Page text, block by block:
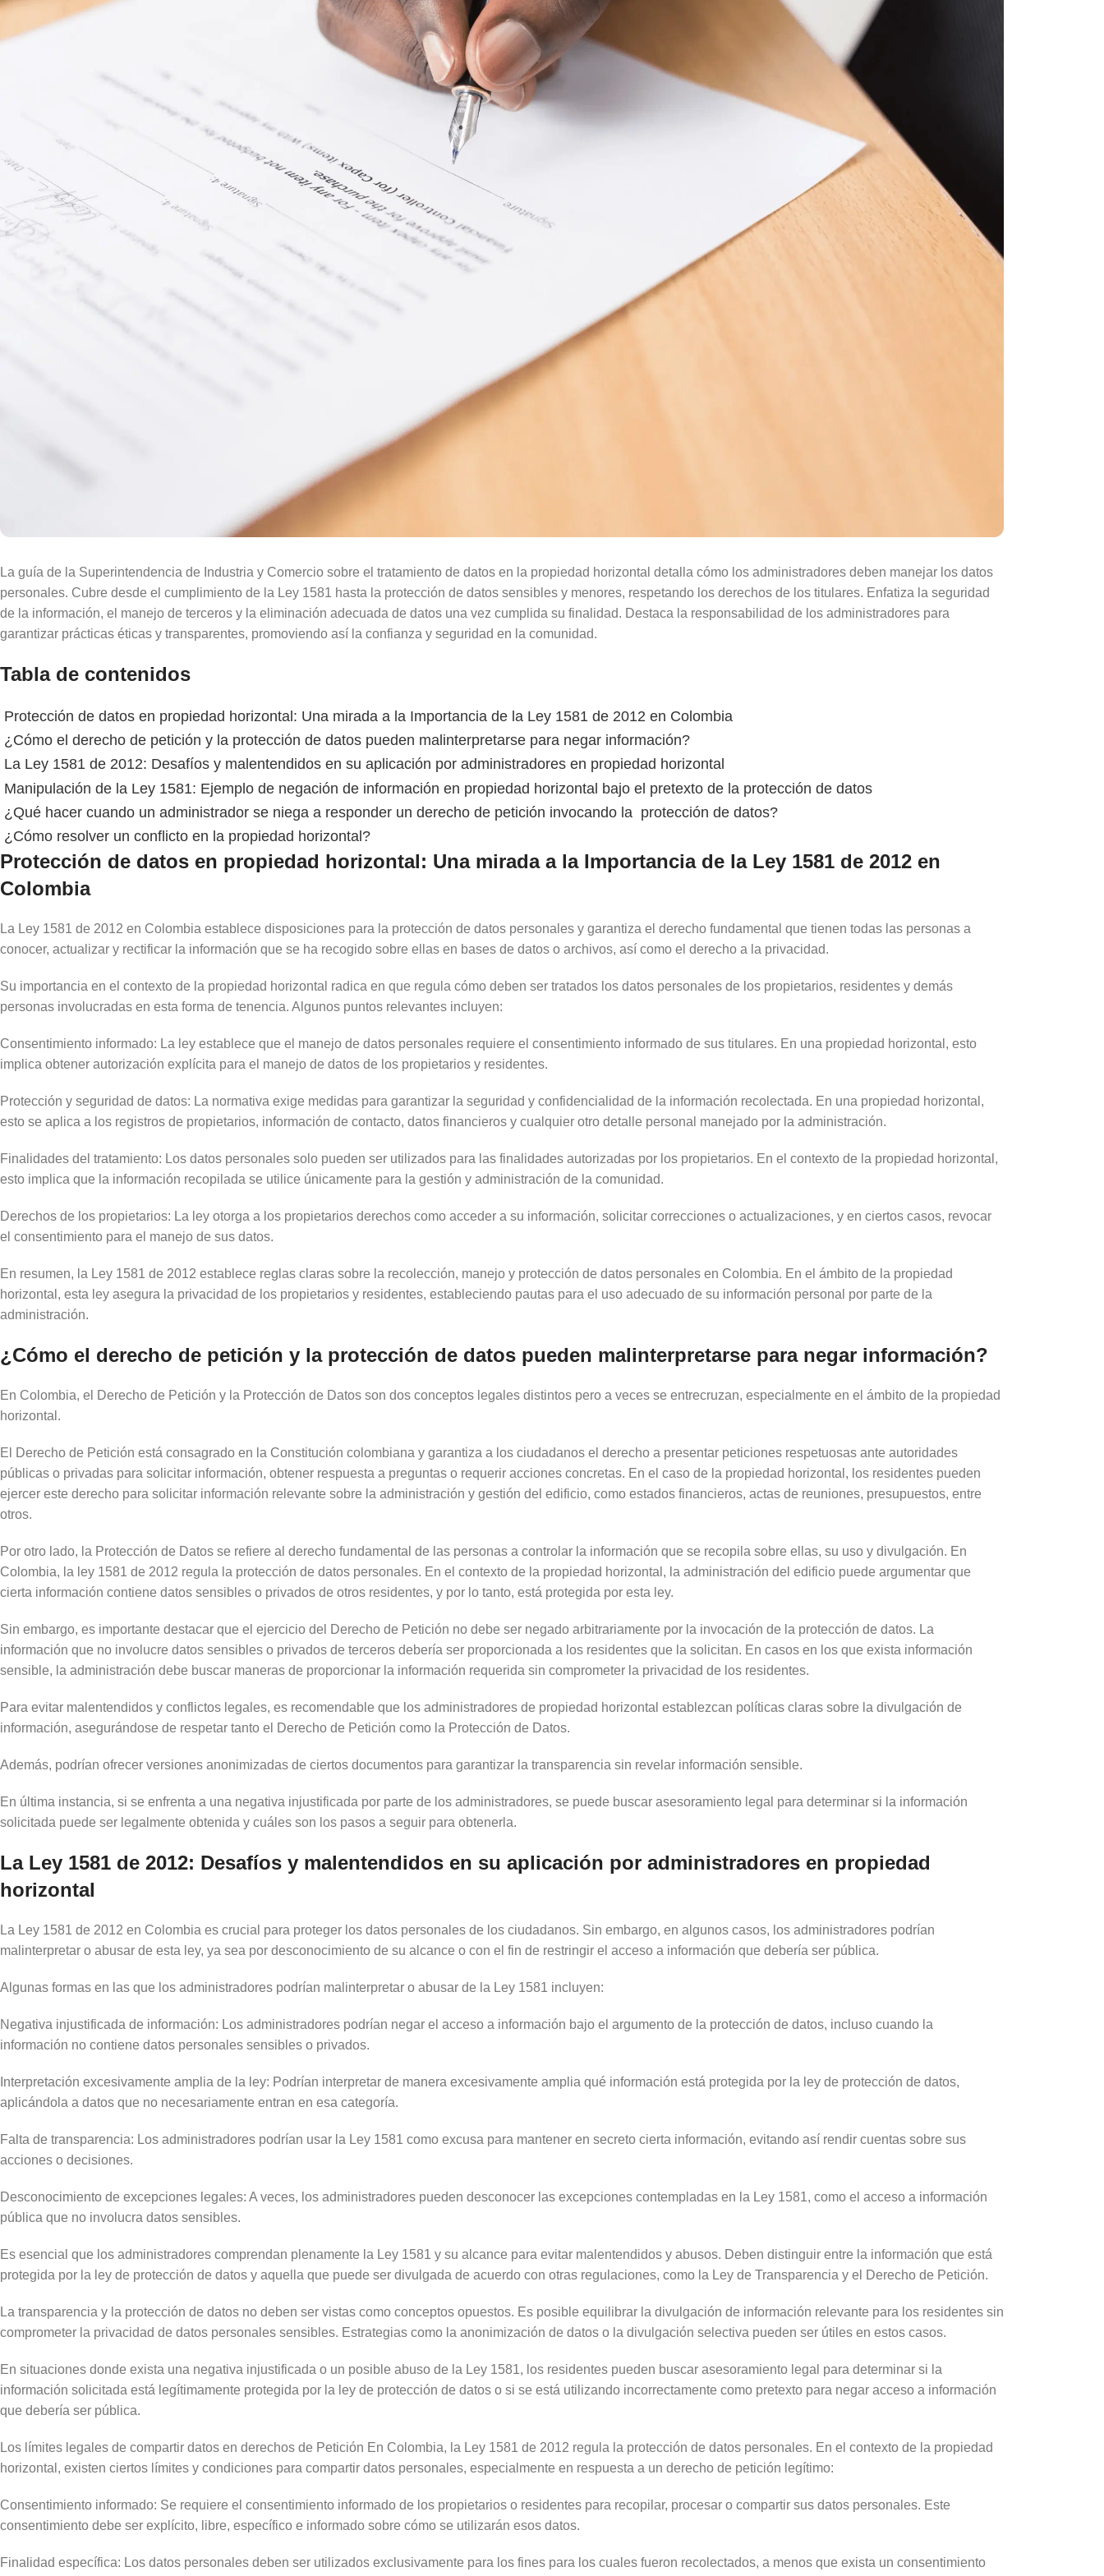
La guía de la Superintendencia de Industria y Comercio sobre el tratamiento de datos en la propiedad horizontal detalla cómo los administradores deben manejar los datos
personales. Cubre desde el cumplimiento de la Ley 1581 hasta la protección de datos sensibles y menores, respetando los derechos de los titulares. Enfatiza la seguridad
de la información, el manejo de terceros y la eliminación adecuada de datos una vez cumplida su finalidad. Destaca la responsabilidad de los administradores para
garantizar prácticas éticas y transparentes, promoviendo así la confianza y seguridad en la comunidad.
Tabla de contenidos
Protección de datos en propiedad horizontal: Una mirada a la Importancia de la Ley 1581 de 2012 en Colombia
¿Cómo el derecho de petición y la protección de datos pueden malinterpretarse para negar información?
La Ley 1581 de 2012: Desafíos y malentendidos en su aplicación por administradores en propiedad horizontal
Manipulación de la Ley 1581: Ejemplo de negación de información en propiedad horizontal bajo el pretexto de la protección de datos
¿Qué hacer cuando un administrador se niega a responder un derecho de petición invocando la protección de datos?
¿Cómo resolver un conflicto en la propiedad horizontal?
Protección de datos en propiedad horizontal: Una mirada a la Importancia de la Ley 1581 de 2012 en
Colombia
La Ley 1581 de 2012 en Colombia establece disposiciones para la protección de datos personales y garantiza el derecho fundamental que tienen todas las personas a
conocer, actualizar y rectificar la información que se ha recogido sobre ellas en bases de datos o archivos, así como el derecho a la privacidad.
Su importancia en el contexto de la propiedad horizontal radica en que regula cómo deben ser tratados los datos personales de los propietarios, residentes y demás
personas involucradas en esta forma de tenencia. Algunos puntos relevantes incluyen:
Consentimiento informado: La ley establece que el manejo de datos personales requiere el consentimiento informado de sus titulares. En una propiedad horizontal, esto
implica obtener autorización explícita para el manejo de datos de los propietarios y residentes.
Protección y seguridad de datos: La normativa exige medidas para garantizar la seguridad y confidencialidad de la información recolectada. En una propiedad horizontal,
esto se aplica a los registros de propietarios, información de contacto, datos financieros y cualquier otro detalle personal manejado por la administración.
Finalidades del tratamiento: Los datos personales solo pueden ser utilizados para las finalidades autorizadas por los propietarios. En el contexto de la propiedad horizontal,
esto implica que la información recopilada se utilice únicamente para la gestión y administración de la comunidad.
Derechos de los propietarios: La ley otorga a los propietarios derechos como acceder a su información, solicitar correcciones o actualizaciones, y en ciertos casos, revocar
el consentimiento para el manejo de sus datos.
En resumen, la Ley 1581 de 2012 establece reglas claras sobre la recolección, manejo y protección de datos personales en Colombia. En el ámbito de la propiedad
horizontal, esta ley asegura la privacidad de los propietarios y residentes, estableciendo pautas para el uso adecuado de su información personal por parte de la
administración.
¿Cómo el derecho de petición y la protección de datos pueden malinterpretarse para negar información?
En Colombia, el Derecho de Petición y la Protección de Datos son dos conceptos legales distintos pero a veces se entrecruzan, especialmente en el ámbito de la propiedad
horizontal.
El Derecho de Petición está consagrado en la Constitución colombiana y garantiza a los ciudadanos el derecho a presentar peticiones respetuosas ante autoridades
públicas o privadas para solicitar información, obtener respuesta a preguntas o requerir acciones concretas. En el caso de la propiedad horizontal, los residentes pueden
ejercer este derecho para solicitar información relevante sobre la administración y gestión del edificio, como estados financieros, actas de reuniones, presupuestos, entre
otros.
Por otro lado, la Protección de Datos se refiere al derecho fundamental de las personas a controlar la información que se recopila sobre ellas, su uso y divulgación. En
Colombia, la ley 1581 de 2012 regula la protección de datos personales. En el contexto de la propiedad horizontal, la administración del edificio puede argumentar que
cierta información contiene datos sensibles o privados de otros residentes, y por lo tanto, está protegida por esta ley.
Sin embargo, es importante destacar que el ejercicio del Derecho de Petición no debe ser negado arbitrariamente por la invocación de la protección de datos. La
información que no involucre datos sensibles o privados de terceros debería ser proporcionada a los residentes que la solicitan. En casos en los que exista información
sensible, la administración debe buscar maneras de proporcionar la información requerida sin comprometer la privacidad de los residentes.
Para evitar malentendidos y conflictos legales, es recomendable que los administradores de propiedad horizontal establezcan políticas claras sobre la divulgación de
información, asegurándose de respetar tanto el Derecho de Petición como la Protección de Datos.
Además, podrían ofrecer versiones anonimizadas de ciertos documentos para garantizar la transparencia sin revelar información sensible.
En última instancia, si se enfrenta a una negativa injustificada por parte de los administradores, se puede buscar asesoramiento legal para determinar si la información
solicitada puede ser legalmente obtenida y cuáles son los pasos a seguir para obtenerla.
La Ley 1581 de 2012: Desafíos y malentendidos en su aplicación por administradores en propiedad
horizontal
La Ley 1581 de 2012 en Colombia es crucial para proteger los datos personales de los ciudadanos. Sin embargo, en algunos casos, los administradores podrían
malinterpretar o abusar de esta ley, ya sea por desconocimiento de su alcance o con el fin de restringir el acceso a información que debería ser pública.
Algunas formas en las que los administradores podrían malinterpretar o abusar de la Ley 1581 incluyen:
Negativa injustificada de información: Los administradores podrían negar el acceso a información bajo el argumento de la protección de datos, incluso cuando la
información no contiene datos personales sensibles o privados.
Interpretación excesivamente amplia de la ley: Podrían interpretar de manera excesivamente amplia qué información está protegida por la ley de protección de datos,
aplicándola a datos que no necesariamente entran en esa categoría.
Falta de transparencia: Los administradores podrían usar la Ley 1581 como excusa para mantener en secreto cierta información, evitando así rendir cuentas sobre sus
acciones o decisiones.
Desconocimiento de excepciones legales: A veces, los administradores pueden desconocer las excepciones contempladas en la Ley 1581, como el acceso a información
pública que no involucra datos sensibles.
Es esencial que los administradores comprendan plenamente la Ley 1581 y su alcance para evitar malentendidos y abusos. Deben distinguir entre la información que está
protegida por la ley de protección de datos y aquella que puede ser divulgada de acuerdo con otras regulaciones, como la Ley de Transparencia y el Derecho de Petición.
La transparencia y la protección de datos no deben ser vistas como conceptos opuestos. Es posible equilibrar la divulgación de información relevante para los residentes sin
comprometer la privacidad de datos personales sensibles. Estrategias como la anonimización de datos o la divulgación selectiva pueden ser útiles en estos casos.
En situaciones donde exista una negativa injustificada o un posible abuso de la Ley 1581, los residentes pueden buscar asesoramiento legal para determinar si la
información solicitada está legítimamente protegida por la ley de protección de datos o si se está utilizando incorrectamente como pretexto para negar acceso a información
que debería ser pública.
Los límites legales de compartir datos en derechos de Petición En Colombia, la Ley 1581 de 2012 regula la protección de datos personales. En el contexto de la propiedad
horizontal, existen ciertos límites y condiciones para compartir datos personales, especialmente en respuesta a un derecho de petición legítimo:
Consentimiento informado: Se requiere el consentimiento informado de los propietarios o residentes para recopilar, procesar o compartir sus datos personales. Este
consentimiento debe ser explícito, libre, específico e informado sobre cómo se utilizarán esos datos.
Finalidad específica: Los datos personales deben ser utilizados exclusivamente para los fines para los cuales fueron recolectados, a menos que exista un consentimiento